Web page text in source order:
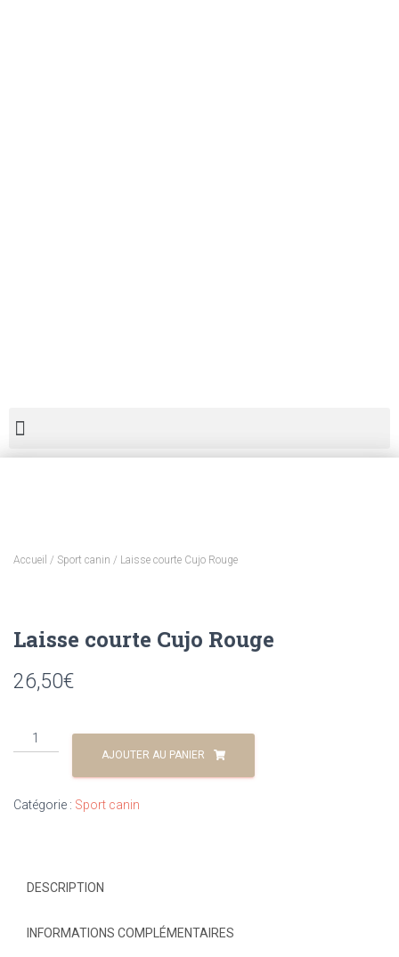
Accueil / Sport canin / Laisse courte Cujo Rouge
Laisse courte Cujo Rouge
26,50€
AJOUTER AU PANIER
Catégorie : Sport canin
DESCRIPTION
INFORMATIONS COMPLÉMENTAIRES